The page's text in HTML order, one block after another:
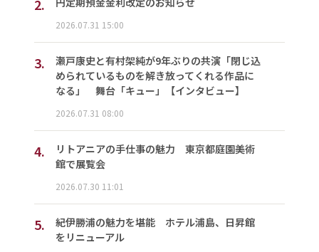
2.
2026.07.31 15:00
3.
瀬戸康史と有村架純が9年ぶりの共演「閉じ込
められているものを解き放ってくれる作品に
なる」 舞台「キュー」【インタビュー】
2026.07.31 08:00
4.
リトアニアの手仕事の魅力 東京都庭園美術
館で展覧会
2026.07.30 11:01
5.
紀伊勝浦の魅力を堪能 ホテル浦島、日昇館
をリニューアル